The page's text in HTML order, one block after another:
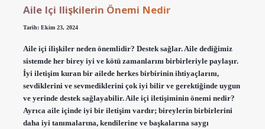
Aile Içi Ilişkilerin Önemi Nedir
Tarih: Ekim 23, 2024
Aile içi ilişkiler neden önemlidir? Destek sağlar. Aile dediğimiz
sistemde her birey iyi ve kötü zamanlarını birbirleriyle paylaşır.
İyi iletişim kuran bir ailede herkes birbirinin ihtiyaçlarını,
sevdiklerini ve sevmediklerini çok iyi bilir ve gerektiğinde uygun
ve yerinde destek sağlayabilir. Aile içi iletişiminin önemi nedir?
Ayrıca aile içinde iyi bir iletişim vardır; bireylerin birbirlerini
daha iyi tanımalarına, kendilerine ve başkalarına saygı